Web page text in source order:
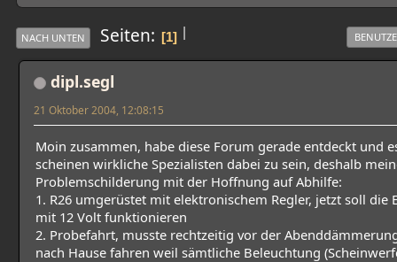
|
NACH UNTEN Seiten 1
dipl.segl
21 Oktober 2004, 12:08:15
Moin zusammen, habe diese Forum gerade entdeckt und
scheinen wirkliche Spezialisten dabei zu sein, deshalb
Problemschilderung mit der Hoffnung auf Abhilfe:
1. R26 umgerüstet mit elektronischem Regler, jetzt soll die
mit 12 Volt funktionieren
2. Probefahrt, musste rechtzeitig vor der
nach Hause fahren weil sämtliche Beleuchtung